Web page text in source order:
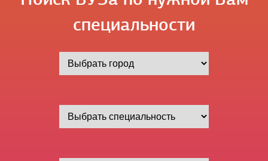
специальности